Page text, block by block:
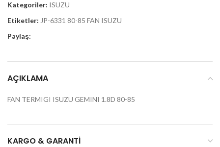
Kategoriler: ISUZU
Etiketler: JP-6331 80-85 FAN ISUZU
Paylaş:
AÇIKLAMA
FAN TERMIGI ISUZU GEMINI 1.8D 80-85
KARGO & GARANTI